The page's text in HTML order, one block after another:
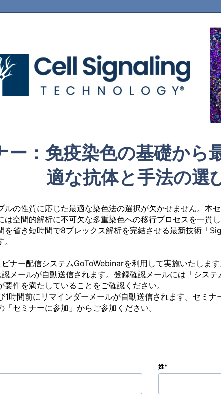
ー：免疫染色の基礎から
適な抗体と手法の選
ルの性質に応じた最適な染色法の選択が欠かせません。本
は空間的解析に不可欠な多重染色への移行プロセスを一貫
を省き短時間で8プレックス解析を完結させる最新技術「
ナー配信システムGoToWebinarを利用して実施いたします
メールが自動送信されます。登録確認メールには「システ
件を満たしていることをご確認ください。
1時間前にリマインダーメールが自動送信されます。セミ
セミナーに参加」からご参加ください。
姓